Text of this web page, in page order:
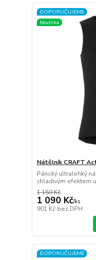
DOPORUČUJEME
Novinka
Nátělník CRAFT
Pánský ultralehký
chladivým efektem
1 150 Kč
1 090 Kč/ks
901 Kč bez DPH
DOPORUČUJEME